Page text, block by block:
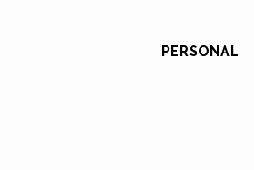
PERSONAL